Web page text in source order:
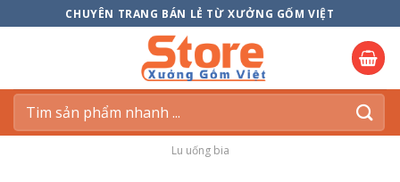
to
CHUYÊN TRANG BÁN LẺ TỪ XƯỞNG GỐM VIỆT
Tìm
kiếm:
Lu uống bia